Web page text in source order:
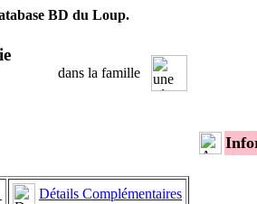
BD du Loup.
dans la famille
Détails Complémentaires